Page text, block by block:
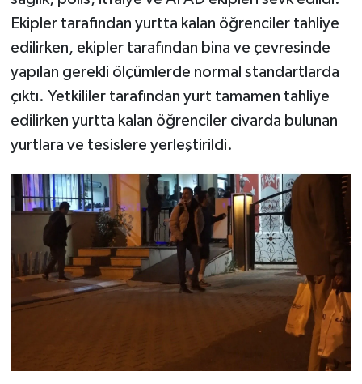
Ekipler tarafından yurtta kalan öğrenciler tahliye
edilirken, ekipler tarafından bina ve çevresinde
yapılan gerekli ölçümlerde normal standartlarda
çıktı. Yetkililer tarafından yurt tamamen tahliye
edilirken yurtta kalan öğrenciler civarda bulunan
yurtlara ve tesislere yerleştirildi.